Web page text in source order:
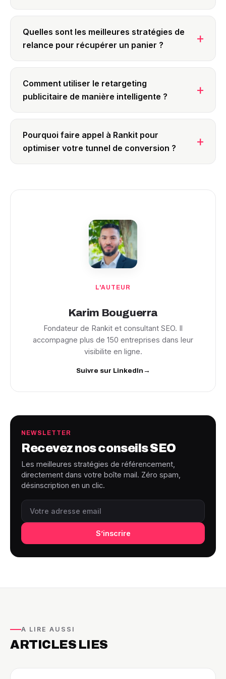
Quelles sont les meilleures stratégies de
relance pour récupérer un panier ?
Comment utiliser le retargeting
publicitaire de manière intelligente ?
Pourquoi faire appel à Rankit pour
optimiser votre tunnel de conversion ?
L'AUTEUR
Karim Bouguerra
Fondateur de Rankit et consultant SEO. Il
accompagne plus de 150 entreprises dans leur
visibilite en ligne.
Suivre sur LinkedIn →
NEWSLETTER
Recevez nos conseils SEO
Les meilleures stratégies de référencement,
directement dans votre boîte mail. Zéro spam,
désinscription en un clic.
S’inscrire
A LIRE AUSSI
ARTICLES LIES